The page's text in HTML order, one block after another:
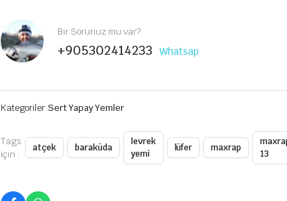
Bir Sorunuz mu var?
+905302414233 Whatsap
Kategoriler:Sert Yapay Yemler
Tags
için :
atçek baraküda
levrek
yemi
lüfer maxrap
13